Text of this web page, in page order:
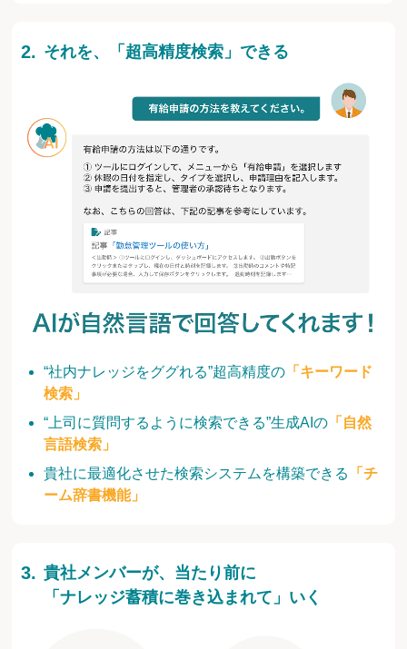
“社内ナレッジをググれる”超高精度の 「キーワード
検索」
“上司に質問するように検索できる”生成AIの 「自然
言語検索」
貴社に最適化させた検索システムを構築できる
「チ
ーム辞書機能」
それを、「超高精度検索」できる
貴社メンバーが、当たり前に
「ナレッジ蓄積に巻き込まれて」いく